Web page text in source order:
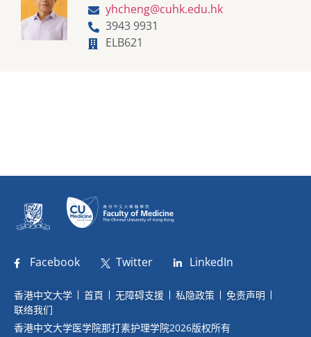
yhcheng@cuhk.edu.hk
3943 9931
ELB621
Facebook Twitter LinkedIn
香港中文大学 首頁 无障碍支援 私隐政策
免责声明
联络我们
香港中文大学医学院那打素护理学院2026版权所有